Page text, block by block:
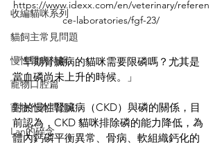
收編貓咪系列
貓飼主常見問題
慢性腎病特輯
寵物口腔篇
寵物行為問題
Lan的碎念
https://www.idexx.com/en/veterinary/referen
ce-laboratories/fgf-23/
「早期腎臟病的貓咪需要限磷嗎？尤其是
當血磷尚未上升的時候。」
對於慢性腎臟病（CKD）與磷的關係，目
前認為，CKD 貓咪排除磷的能力降低，為
體內鈣磷平衡異常、骨病、軟組織鈣化的